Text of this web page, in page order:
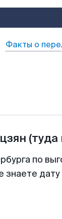
Факты о
(туда
по
знаете